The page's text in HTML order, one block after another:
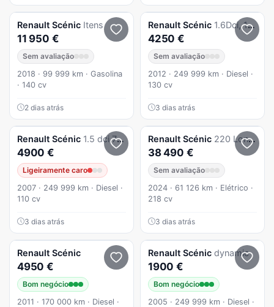
Renault Scénic Itens
11 950 €
Sem avaliação
2018 · 99 999 km · Gasolina
· 140 cv
2 dias atrás
Renault Scénic 1.6Dci, 130cv, ano 2012
4250 €
Sem avaliação
2012 · 249 999 km · Diesel ·
130 cv
3 dias atrás
Renault Scénic 1.5 dci 7 Lugares
4900 €
Ligeiramente caro
2007 · 249 999 km · Diesel ·
110 cv
3 dias atrás
Renault Scénic 220 Long Range Esprit Alpine
38 490 €
Sem avaliação
2024 · 61 126 km · Elétrico ·
218 cv
3 dias atrás
Renault Scénic
4950 €
Bom negócio
2011 · 170 000 km · Diesel ·
Renault Scénic dynamic
1900 €
Bom negócio
2005 · 249 999 km · Diesel ·